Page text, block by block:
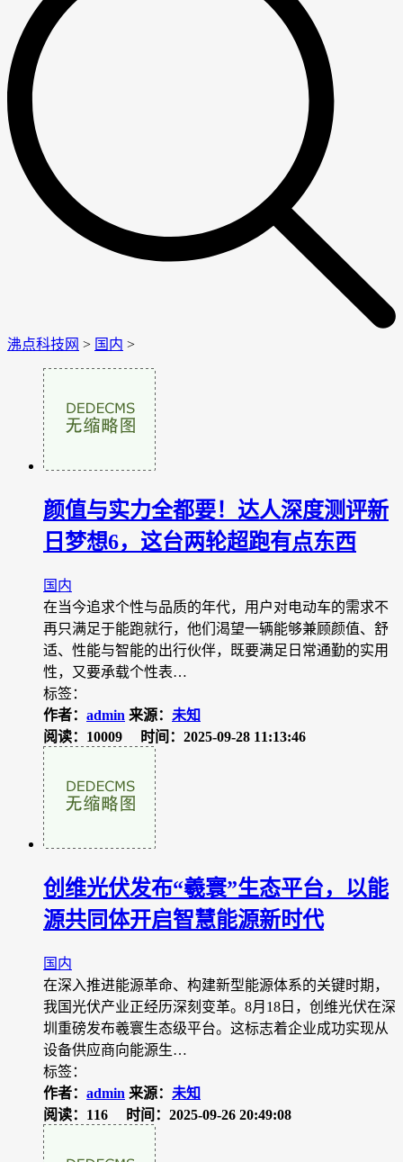
沸点科技网 > 国内 >
颜值与实力全都要！达人深度测评新
日梦想6，这台两轮超跑有点东西
国内
在当今追求个性与品质的年代，用户对电动车的需求不
再只满足于能跑就行，他们渴望一辆能够兼顾颜值、舒
适、性能与智能的出行伙伴，既要满足日常通勤的实用
性，又要承载个性表…
标签：
作者： admin 来源： 未知
阅读：10009
时间：2025-09-28 11:13:46
创维光伏发布“羲寰”生态平台，以能
源共同体开启智慧能源新时代
国内
在深入推进能源革命、构建新型能源体系的关键时期，
我国光伏产业正经历深刻变革。8月18日，创维光伏在深
圳重磅发布羲寰生态级平台。这标志着企业成功实现从
设备供应商向能源生…
标签：
作者： admin 来源： 未知
阅读：116
时间：2025-09-26 20:49:08